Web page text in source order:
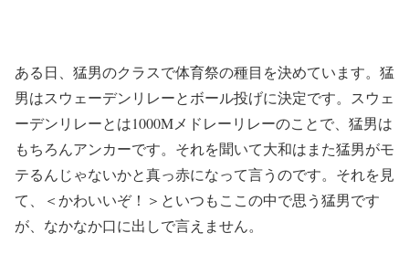
ある日、猛男のクラスで体育祭の種目を決めています。猛
男はスウェーデンリレーとボール投げに決定です。スウェ
ーデンリレーとは1000Mメドレーリレーのことで、猛男は
もちろんアンカーです。それを聞いて大和はまた猛男がモ
テるんじゃないかと真っ赤になって言うのです。それを見
て、＜かわいいぞ！＞といつもここの中で思う猛男です
が、なかなか口に出しで言えません。